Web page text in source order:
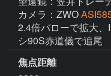
カメラ：ZWO
2.4倍バローで拡大
シ90S赤道儀で追尾
焦点距離